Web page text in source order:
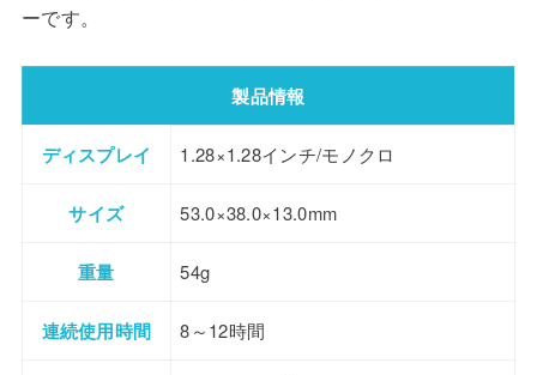
ーです。
製品情報
ディスプレイ 1.28×1.28インチ/モノクロ
サイズ 53.0×38.0×13.0mm
重量 54g
連続使用時間 8～12時間